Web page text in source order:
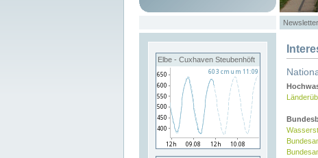
Newsletter
Elbe - Cuxhaven Steubenhöft